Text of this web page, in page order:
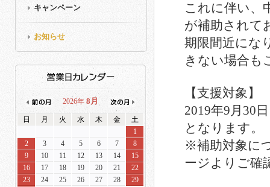
キャンペーン
お知らせ
2026年 8月
日 月 火 水 木 金
土
1
2
3 4 5 6 7
8
9
10 11 12 13 14
15
16
17 18 19 20 21
22
23
24 25 26 27 28
29
これに伴い、
が補助されて
期限間近にな
きない場合も
【支援対象】
2019年9月30
となります。
※補助対象に
ージよりご確